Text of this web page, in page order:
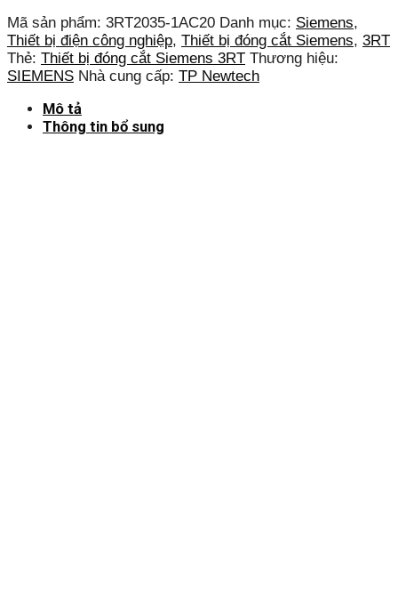
Mã sản phẩm: 3RT2035-1AC20 Danh mục: Siemens,
Thiết bị điện công nghiệp, Thiết bị đóng cắt Siemens, 3RT
Thẻ: Thiết bị đóng cắt Siemens 3RT Thương hiệu:
SIEMENS Nhà cung cấp: TP Newtech
Mô tả
Thông tin bổ sung